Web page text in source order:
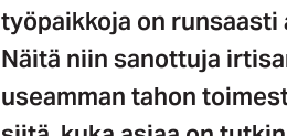
työpaikkoja on runsaasti
Näitä niin sanottuja
useamman tahon